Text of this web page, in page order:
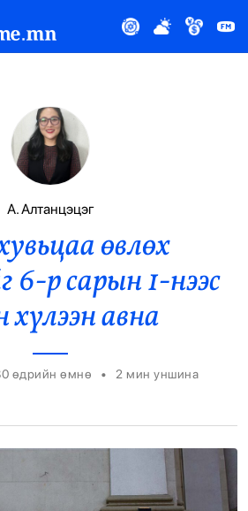
Булан
А. Алтанцэцэг
өвлөх
6-р сарын 1-нээс
хүлээн авна
өдрийн өмнө • 2 мин уншина